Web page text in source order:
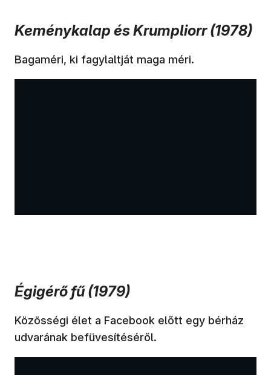
Keménykalap és Krumpliorr (1978)
Bagaméri, ki fagylaltját maga méri.
Égigérő fű (1979)
Közösségi élet a Facebook előtt egy bérház
udvarának befüvesítéséről.